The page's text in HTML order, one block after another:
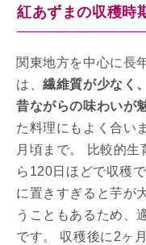
紅あずまの収穫時
関東地方を中心に長
は、繊維質が少なく
昔ながらの味わいが
た料理にもよく合い
月頃まで。 比較的
ら120日ほどで収穫
に置きすぎると芋が
うこともあるため、
です。 収穫後に2ヶ